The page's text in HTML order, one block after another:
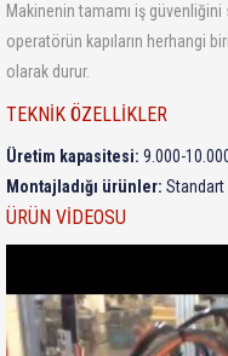
Makinenin tamamı iş güvenliğini
operatörün kapıların herhangi
olarak durur.
TEKNIK ÖZELLIKLER
Üretim kapasitesi: 9.000-
Montajladığı ürünler: Standart
ÜRÜN VIDEOSU